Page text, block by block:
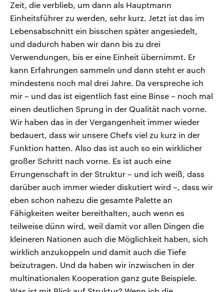
Zeit, die verblieb, um dann als Hauptmann
Einheitsführer zu werden, sehr kurz. Jetzt ist das im
Lebensabschnitt ein bisschen später angesiedelt,
und dadurch haben wir dann bis zu drei
Verwendungen, bis er eine Einheit übernimmt. Er
kann Erfahrungen sammeln und dann steht er auch
mindestens noch mal drei Jahre. Da verspreche ich
mir – und das ist eigentlich fast eine Binse – noch mal
einen deutlichen Sprung in der Qualität nach vorne.
Wir haben das in der Vergangenheit immer wieder
bedauert, dass wir unsere Chefs viel zu kurz in der
Funktion hatten. Also das ist auch so ein wirklicher
großer Schritt nach vorne. Es ist auch eine
Errungenschaft in der Struktur – und ich weiß, dass
darüber auch immer wieder diskutiert wird –, dass wir
eben schon nahezu die gesamte Palette an
Fähigkeiten weiter bereithalten, auch wenn es
teilweise dünn wird, weil damit vor allen Dingen die
kleineren Nationen auch die Möglichkeit haben, sich
wirklich anzukoppeln und damit auch die Tiefe
beizutragen. Und da haben wir inzwischen in der
multinationalen Kooperation ganz gute Beispiele.